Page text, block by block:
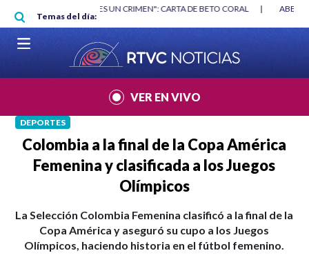
Pasar al contenido principal
Temas del día:
"HABLAR NO ES UN CRIMEN": CARTA DE BETO CORAL |
VER EN VIVO
DEPORTES
Colombia a la final de la Copa América
Femenina y clasificada a los Juegos
Olímpicos
La Selección Colombia Femenina clasificó a la final de la
Copa América y aseguró su cupo a los Juegos
Olímpicos, haciendo historia en el fútbol femenino.